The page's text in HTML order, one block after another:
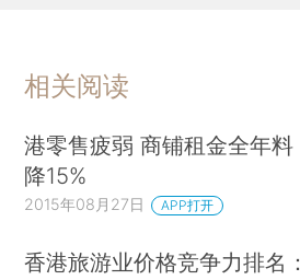
相关阅读
港零售疲弱 商铺租金全年料
降15%
2015年08月27日 APP打开
香港旅游业价格竞争力排名：